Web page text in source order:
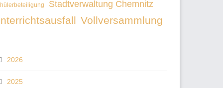
Stadtverwaltung Chemnitz
Vollversammlung
2026
2025